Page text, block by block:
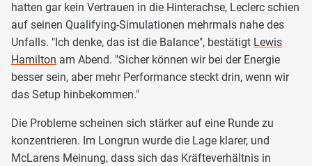
hatten gar kein Vertrauen in die Hinterachse, Leclerc schien
auf seinen Qualifying-Simulationen mehrmals nahe des
Unfalls. "Ich denke, das ist die Balance", bestätigt Lewis
Hamilton am Abend. "Sicher können wir bei der Energie
besser sein, aber mehr Performance steckt drin, wenn wir
das Setup hinbekommen."
Die Probleme scheinen sich stärker auf eine Runde zu
konzentrieren. Im Longrun wurde die Lage klarer, und
McLarens Meinung, dass sich das Kräfteverhältnis in